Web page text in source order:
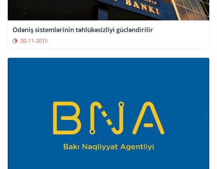
Ödəniş sistemlərinin təhlükəsizliyi gücləndirilir
20-11-2015